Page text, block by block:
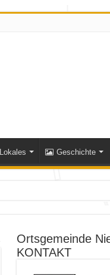
Lokales Geschichte
Ortsgemeinde
KONTAKT